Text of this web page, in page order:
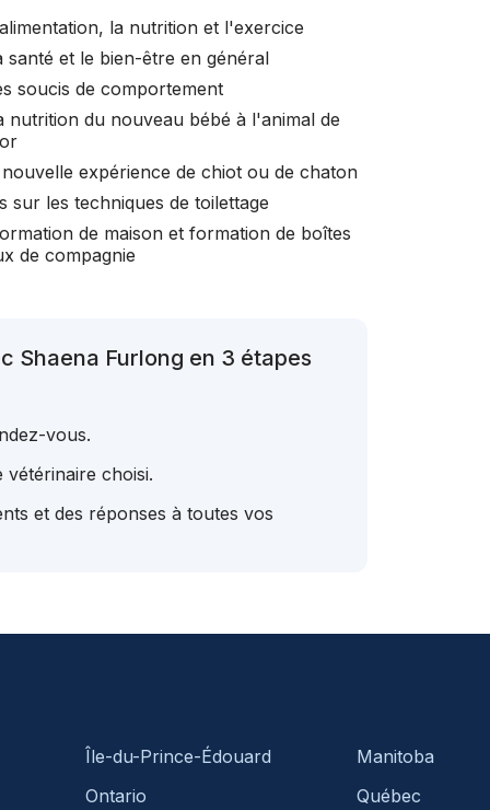
la nutrition et l'exercice
santé et le bien-être en général
soucis de comportement
nutrition du nouveau bébé à l'animal de
expérience de chiot ou de chaton
sur les techniques de toilettage
de maison et formation de boîtes
de compagnie
Shaena Furlong en 3 étapes
vous.
vétérinaire choisi.
et des réponses à toutes vos
Île-du-Prince-Édouard Manitoba
Ontario Québec